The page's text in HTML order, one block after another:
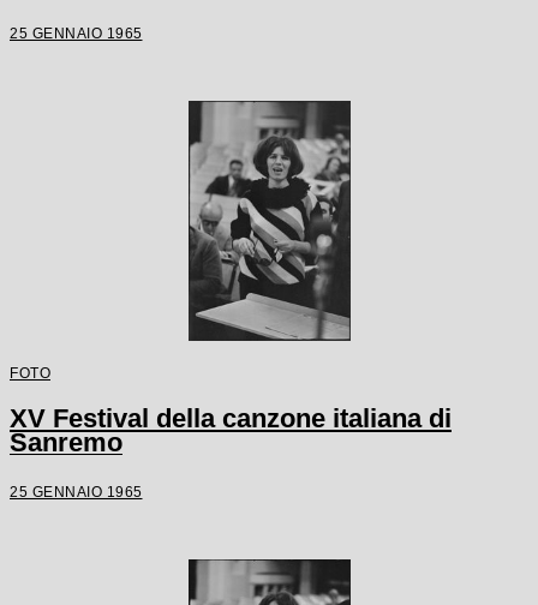
25 GENNAIO 1965
FOTO
XV Festival della canzone italiana di
Sanremo
25 GENNAIO 1965